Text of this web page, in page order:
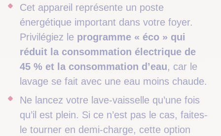
Cet appareil représente un poste
énergétique important dans votre foyer.
Privilégiez le programme « éco » qui
réduit la consommation électrique de
45 % et la consommation d’eau, car le
lavage se fait avec une eau moins chaude.
Ne lancez votre lave-vaisselle qu’une fois
qu’il est plein. Si ce n’est pas le cas, faites-
le tourner en demi-charge, cette option